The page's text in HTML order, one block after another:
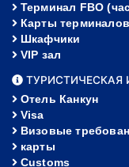
Терминал FBO
Карты терминалов
Шкафчики
VIP зал
ТУРИСТИЧЕСКАЯ
Отель Канкун
Visa
Визовые
карты
Customs